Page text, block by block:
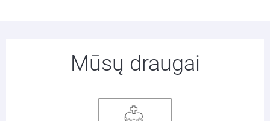
Mūsų draugai